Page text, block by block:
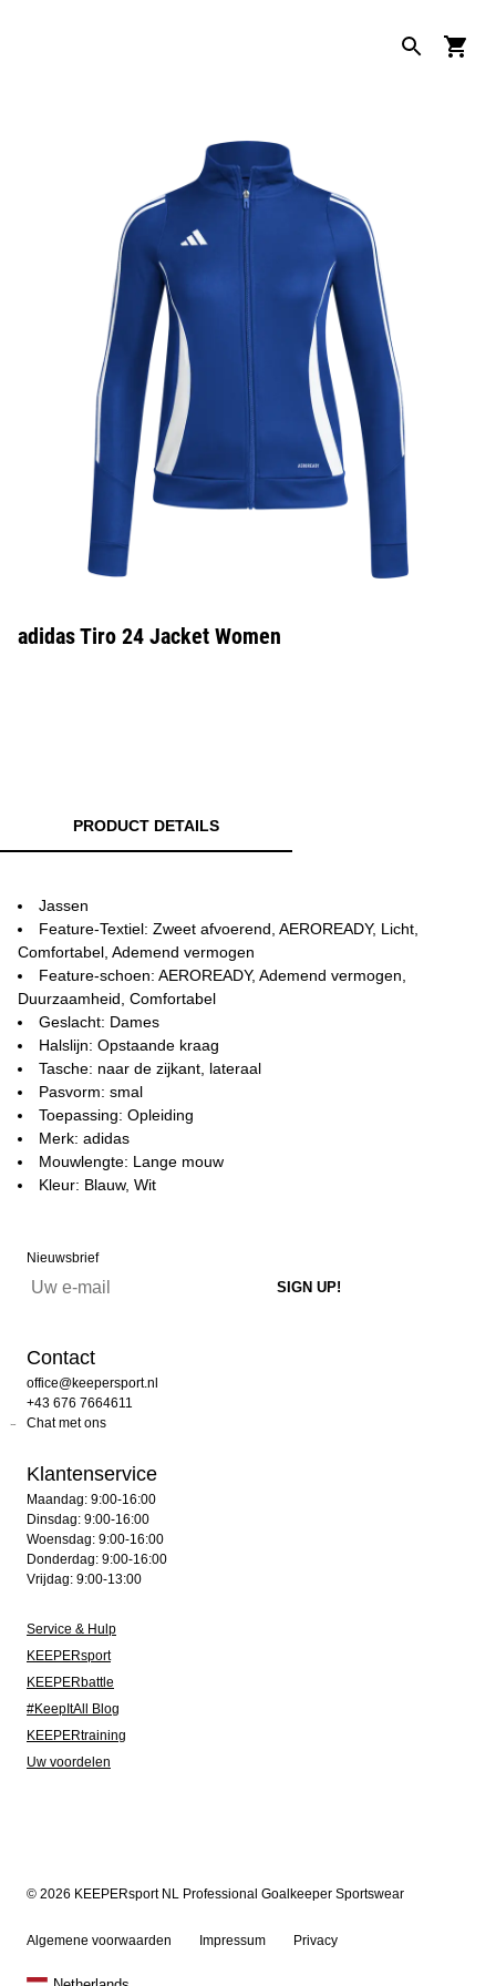
adidas Tiro 24 Jacket Women
PRODUCT DETAILS
Jassen
Feature-Textiel: Zweet afvoerend, AEROREADY, Licht,
Comfortabel, Ademend vermogen
Feature-schoen: AEROREADY, Ademend vermogen,
Duurzaamheid, Comfortabel
Geslacht: Dames
Halslijn: Opstaande kraag
Tasche: naar de zijkant, lateraal
Pasvorm: smal
Toepassing: Opleiding
Merk: adidas
Mouwlengte: Lange mouw
Kleur: Blauw, Wit
Nieuwsbrief
Contact
office@keepersport.nl
+43 676 7664611
Chat met ons
Klantenservice
Maandag: 9:00-16:00
Dinsdag: 9:00-16:00
Woensdag: 9:00-16:00
Donderdag: 9:00-16:00
Vrijdag: 9:00-13:00
Service & Hulp
KEEPERsport
KEEPERbattle
#KeepItAll Blog
KEEPERtraining
Uw voordelen
© 2026 KEEPERsport NL Professional Goalkeeper Sportswear
Algemene voorwaarden Impressum Privacy